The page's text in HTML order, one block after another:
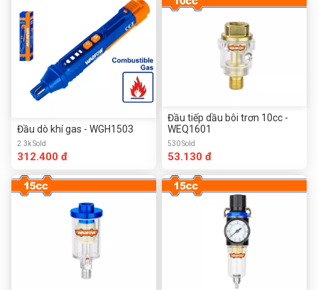
Đầu dò khí gas - WGH1503
2.3k Sold
312.400 đ
Đầu tiếp dầu bôi trơn 10cc -
WEQ1601
530 Sold
53.130 đ